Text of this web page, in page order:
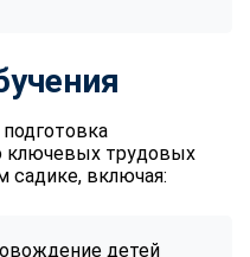
ключевых трудовых
садике, включая:
детей